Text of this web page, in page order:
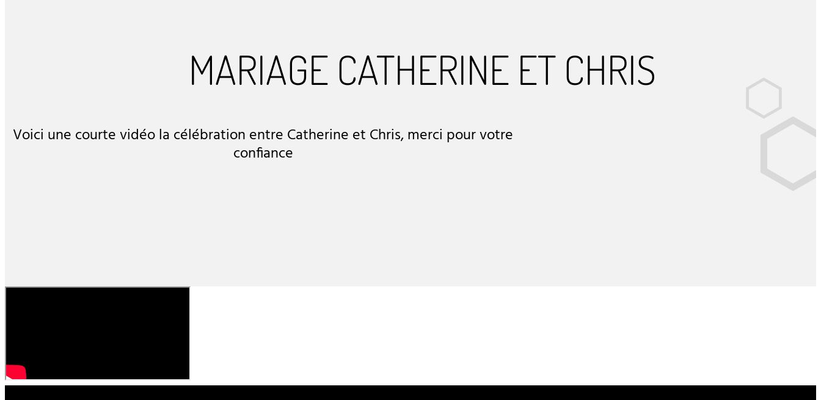
MARIAGE CATHERINE ET CHRIS
Voici une courte vidéo la célébration entre Catherine et Chris, merci pour votre
confiance